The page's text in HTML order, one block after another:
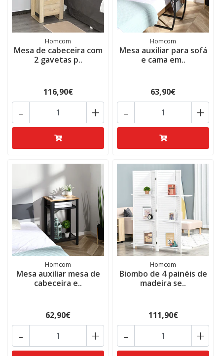
Homcom
Mesa de cabeceira com
2 gavetas p..
116,90€
+
-
Homcom
Mesa auxiliar para sofá
e cama em..
63,90€
+
-
Homcom
Mesa auxiliar mesa de
cabeceira e..
62,90€
+
-
Homcom
Biombo de 4 painéis de
madeira se..
111,90€
+
-